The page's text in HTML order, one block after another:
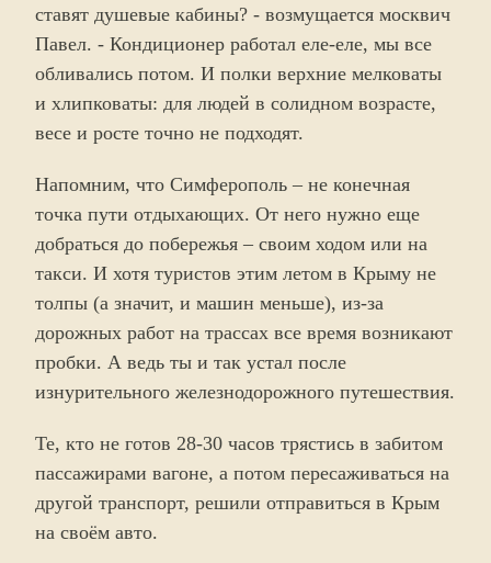
ставят душевые кабины? - возмущается москвич
Павел. - Кондиционер работал еле-еле, мы все
обливались потом. И полки верхние мелковаты
и хлипковаты: для людей в солидном возрасте,
весе и росте точно не подходят.
Напомним, что Симферополь – не конечная
точка пути отдыхающих. От него нужно еще
добраться до побережья – своим ходом или на
такси. И хотя туристов этим летом в Крыму не
толпы (а значит, и машин меньше), из-за
дорожных работ на трассах все время возникают
пробки. А ведь ты и так устал после
изнурительного железнодорожного путешествия.
Те, кто не готов 28-30 часов трястись в забитом
пассажирами вагоне, а потом пересаживаться на
другой транспорт, решили отправиться в Крым
на своём авто.